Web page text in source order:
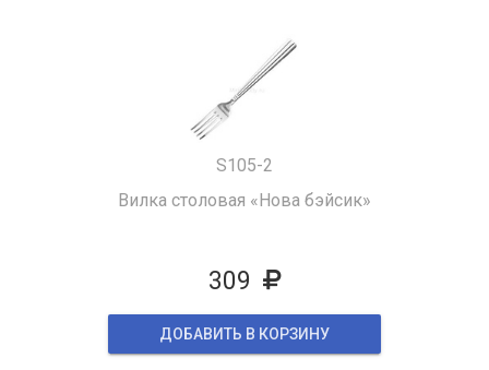
S105-2
Вилка столовая «Нова бэйсик»
309
ДОБАВИТЬ В КОРЗИНУ